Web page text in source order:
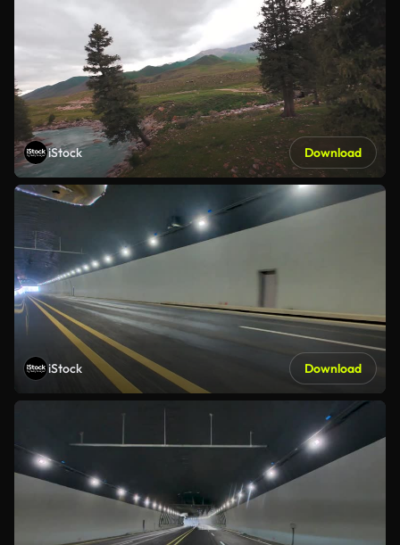
iStock Download
iStock Download